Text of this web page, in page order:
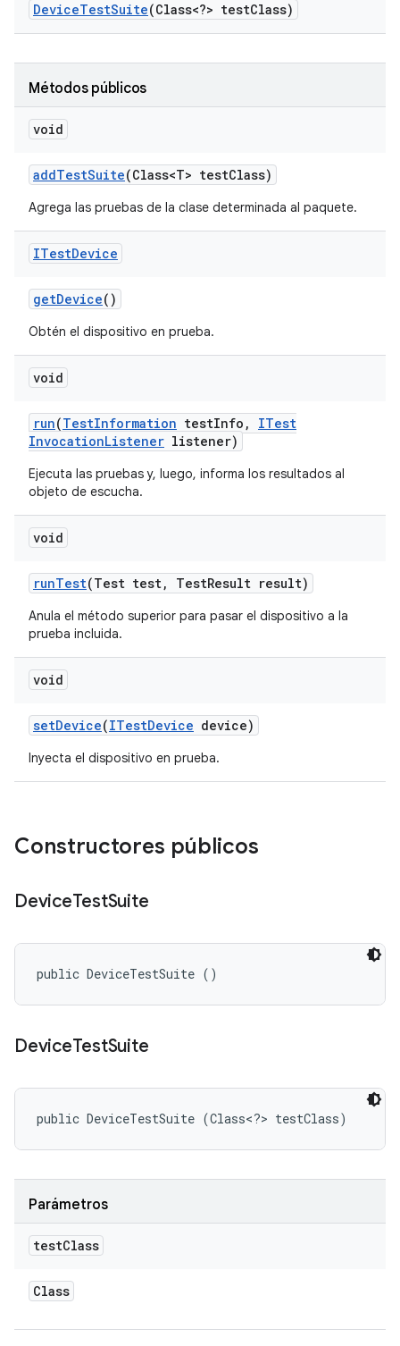
DeviceTestSuite(Class<?> testClass)
Métodos públicos
void
addTestSuite(Class<T> testClass)
Agrega las pruebas de la clase determinada al paquete.
ITestDevice
getDevice()
Obtén el dispositivo en prueba.
void
run(TestInformation testInfo ,
ITest
InvocationListener listener)
Ejecuta las pruebas y, luego, informa los resultados al
objeto de escucha.
void
runTest(Test test, TestResult result)
Anula el método superior para pasar el dispositivo a la
prueba incluida.
void
setDevice(ITestDevice device)
Inyecta el dispositivo en prueba.
Constructores públicos
DeviceTestSuite
public DeviceTestSuite ()
DeviceTestSuite
public DeviceTestSuite (Class<?> testClass)
Parámetros
testClass
Class